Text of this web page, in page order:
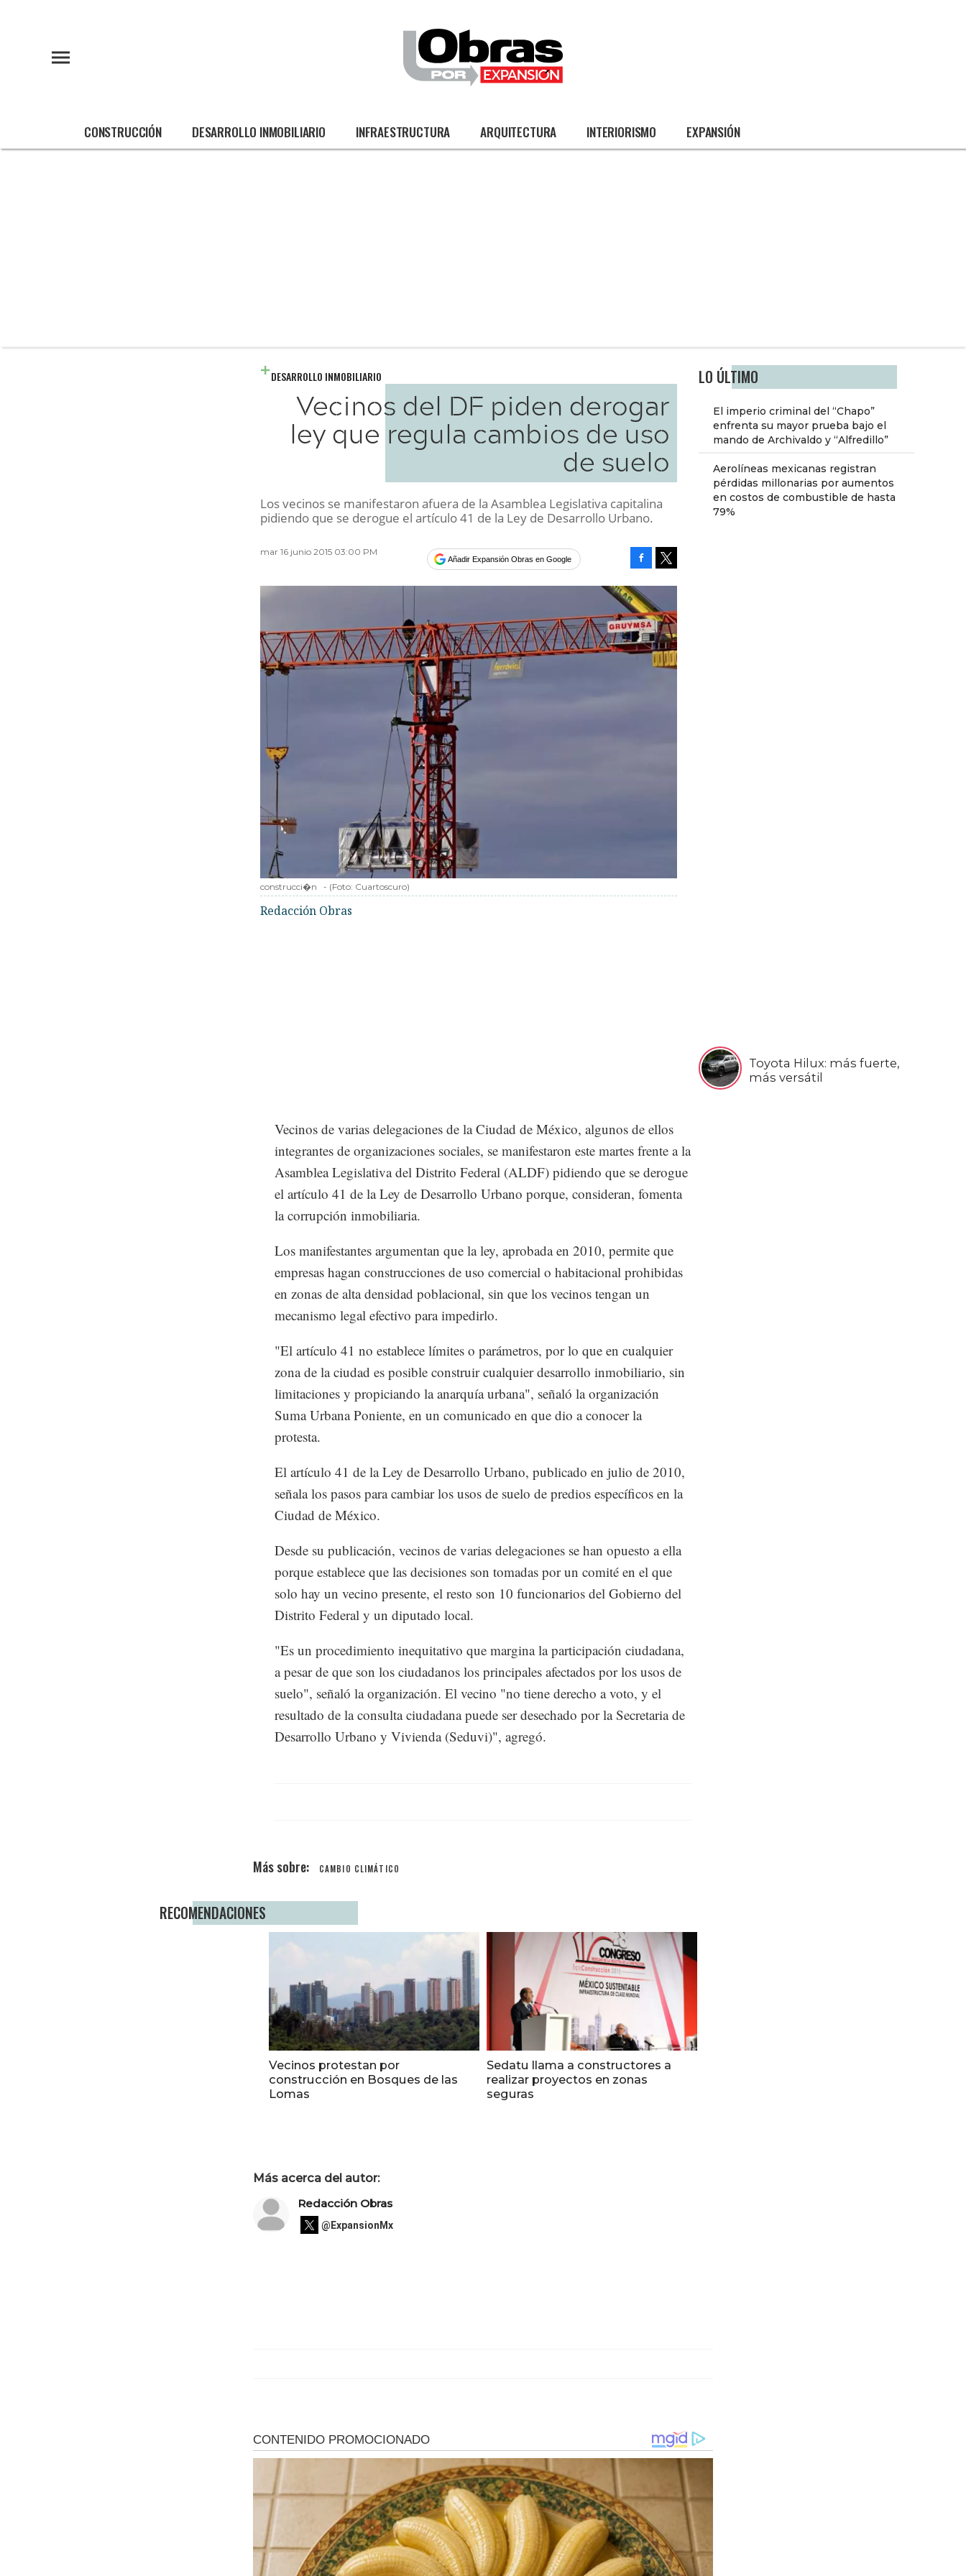
CONSTRUCCIÓN DESARROLLO INMOBILIARIO INFRAESTRUCTURA ARQUITECTURA INTERIORISMO EXPANSIÓN
LO ÚLTIMO
El imperio criminal del “Chapo”
enfrenta su mayor prueba bajo el
mando de Archivaldo y “Alfredillo”
Aerolíneas mexicanas registran
pérdidas millonarias por aumentos
en costos de combustible de hasta
79%
Toyota Hilux: más fuerte,
más versátil
DESARROLLO INMOBILIARIO
Vecinos del DF piden derogar
ley que regula cambios de uso
de suelo
Los vecinos se manifestaron afuera de la Asamblea Legislativa capitalina
pidiendo que se derogue el artículo 41 de la Ley de Desarrollo Urbano.
mar 16 junio 2015 03:00 PM
Añadir Expansión Obras en Google
construcci�n - (Foto: Cuartoscuro)
Redacción Obras
Vecinos de varias delegaciones de la Ciudad de México, algunos de ellos
integrantes de organizaciones sociales, se manifestaron este martes frente a la
Asamblea Legislativa del Distrito Federal (ALDF) pidiendo que se derogue
el artículo 41 de la Ley de Desarrollo Urbano porque, consideran, fomenta
la corrupción inmobiliaria.
Los manifestantes argumentan que la ley, aprobada en 2010, permite que
empresas hagan construcciones de uso comercial o habitacional prohibidas
en zonas de alta densidad poblacional, sin que los vecinos tengan un
mecanismo legal efectivo para impedirlo.
"El artículo 41 no establece límites o parámetros, por lo que en cualquier
zona de la ciudad es posible construir cualquier desarrollo inmobiliario, sin
limitaciones y propiciando la anarquía urbana", señaló la organización
Suma Urbana Poniente, en un comunicado en que dio a conocer la
protesta.
El artículo 41 de la Ley de Desarrollo Urbano, publicado en julio de 2010,
señala los pasos para cambiar los usos de suelo de predios específicos en la
Ciudad de México.
Desde su publicación, vecinos de varias delegaciones se han opuesto a ella
porque establece que las decisiones son tomadas por un comité en el que
solo hay un vecino presente, el resto son 10 funcionarios del Gobierno del
Distrito Federal y un diputado local.
"Es un procedimiento inequitativo que margina la participación ciudadana,
a pesar de que son los ciudadanos los principales afectados por los usos de
suelo", señaló la organización. El vecino "no tiene derecho a voto, y el
resultado de la consulta ciudadana puede ser desechado por la Secretaria de
Desarrollo Urbano y Vivienda (Seduvi)", agregó.
CAMBIO CLIMÁTICO
RECOMENDACIONES
Vecinos protestan por
construcción en Bosques de las
Lomas
Sedatu llama a constructores a
realizar proyectos en zonas
seguras
Más acerca del autor:
Redacción Obras
@ExpansionMx